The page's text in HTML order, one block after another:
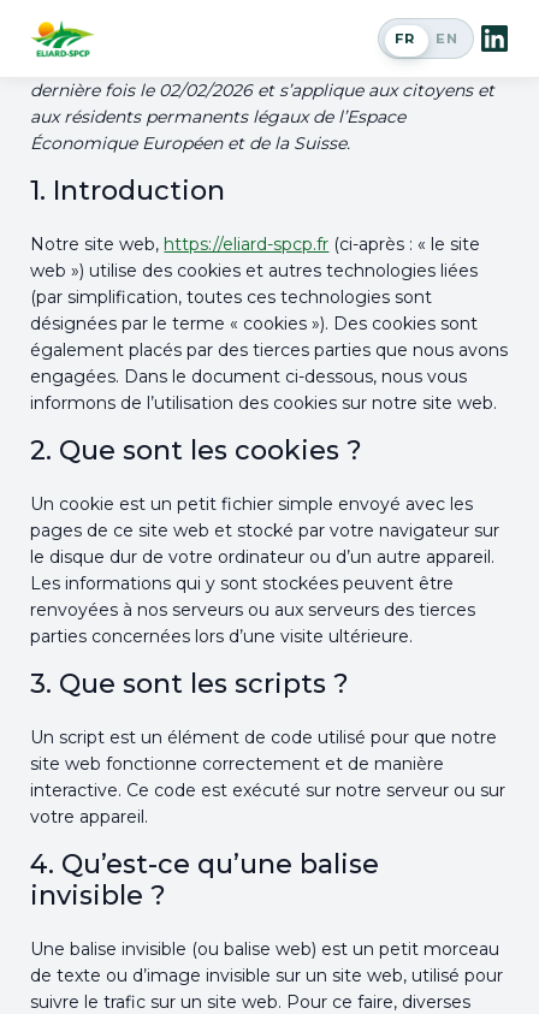
FR EN
Passer en
Politique de cookies (UE)
Cette politique de cookies a été mise à jour pour la
dernière fois le 02/02/2026 et s’applique aux citoyens et
aux résidents permanents légaux de l’Espace
Économique Européen et de la Suisse.
1. Introduction
Notre site web, https://eliard-spcp.fr (ci-après : « le site
web ») utilise des cookies et autres technologies liées
(par simplification, toutes ces technologies sont
désignées par le terme « cookies »). Des cookies sont
également placés par des tierces parties que nous avons
engagées. Dans le document ci-dessous, nous vous
informons de l’utilisation des cookies sur notre site web.
2. Que sont les cookies ?
Un cookie est un petit fichier simple envoyé avec les
pages de ce site web et stocké par votre navigateur sur
le disque dur de votre ordinateur ou d’un autre appareil.
Les informations qui y sont stockées peuvent être
renvoyées à nos serveurs ou aux serveurs des tierces
parties concernées lors d’une visite ultérieure.
3. Que sont les scripts ?
Un script est un élément de code utilisé pour que notre
site web fonctionne correctement et de manière
interactive. Ce code est exécuté sur notre serveur ou sur
votre appareil.
4. Qu’est-ce qu’une balise
invisible ?
Une balise invisible (ou balise web) est un petit morceau
de texte ou d’image invisible sur un site web, utilisé pour
suivre le trafic sur un site web. Pour ce faire, diverses